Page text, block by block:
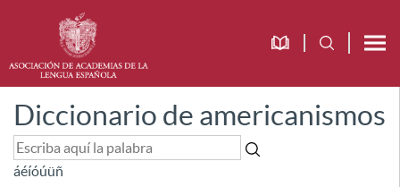
Diccionario de americanismos
áéíóúüñ